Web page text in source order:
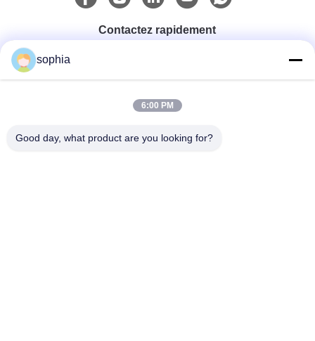
Contactez rapidement
0086-13128969971
Email
sophia
6:00 PM
Good day, what product are you looking for?